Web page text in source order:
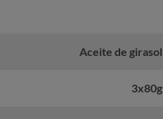
Aceite de girasol
3x80g